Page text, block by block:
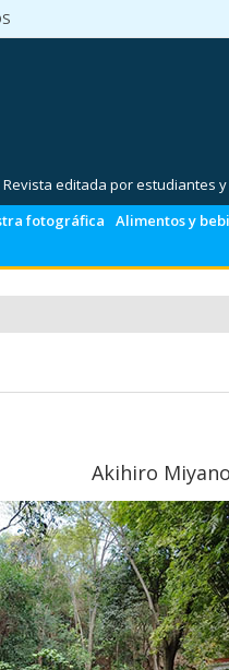
Revista editada por estudiantes
fotográfica Alimentos y
Akihiro